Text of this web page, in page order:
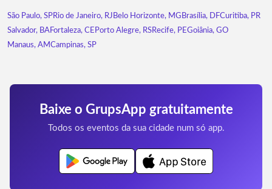
São Paulo, SPRio de Janeiro, RJ Belo Horizonte, MG Brasília, DFCuritiba, PR
Salvador, BAFortaleza, CE Porto Alegre, RSRecife, PEGoiânia, GO
Manaus, AMCampinas, SP
Baixe o GrupsApp gratuitamente
Todos os eventos da sua cidade num só app.